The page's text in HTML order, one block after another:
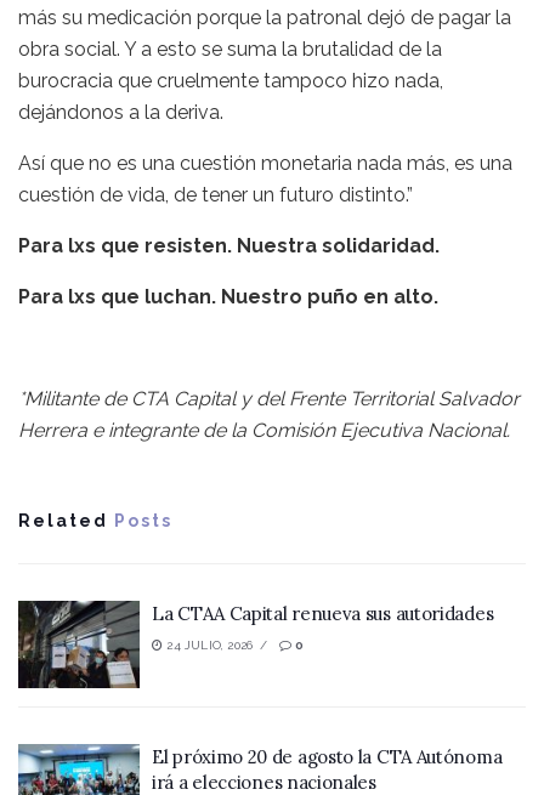
más su medicación porque la patronal dejó de pagar la
obra social. Y a esto se suma la brutalidad de la
burocracia que cruelmente tampoco hizo nada,
dejándonos a la deriva.
Así que no es una cuestión monetaria nada más, es una
cuestión de vida, de tener un futuro distinto.”
Para lxs que resisten. Nuestra solidaridad.
Para lxs que luchan. Nuestro puño en alto.
*Militante de CTA Capital y del Frente Territorial Salvador
Herrera e integrante de la Comisión Ejecutiva Nacional.
Related Posts
La CTAA Capital renueva sus autoridades
24 JULIO, 2026 0
El próximo 20 de agosto la CTA Autónoma
irá a elecciones nacionales